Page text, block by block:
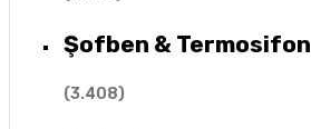
Şofben & Termosifon
(3.408)